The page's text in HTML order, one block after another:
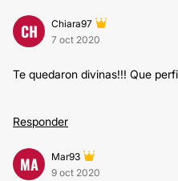
CH
Chiara97
7 oct 2020
Te quedaron divinas!!! Que
Responder
MA
Mar93
9 oct 2020